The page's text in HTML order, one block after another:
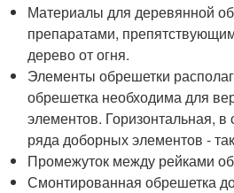
Материалы для деревянной
препаратами,
дерево от огня.
Элементы обрешетки
обрешетка необходима для
элементов. Горизонтальная,
ряда доборных элементов -
Промежуток между рейками
Смонтированная обрешетка